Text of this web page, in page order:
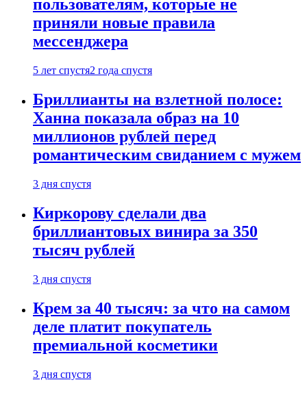
пользователям, которые не
приняли новые правила
мессенджера
5 лет спустя2 года спустя
Бриллианты на взлетной полосе:
Ханна показала образ на 10
миллионов рублей перед
романтическим свиданием с мужем
3 дня спустя
Киркорову сделали два
бриллиантовых винира за 350
тысяч рублей
3 дня спустя
Крем за 40 тысяч: за что на самом
деле платит покупатель
премиальной косметики
3 дня спустя